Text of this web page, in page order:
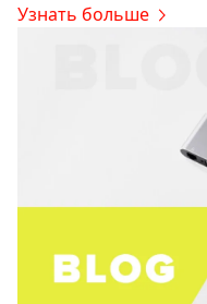
Узнать больше